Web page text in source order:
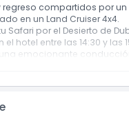
regreso compartidos por
en un Land Cruiser 4x4.
Safari por el Desierto de
hotel entre las 14:30 y las
emocionante
Land Cruiser 4x4.
una emocionante
fotos del atardecer.
campamento del Safari
actividades